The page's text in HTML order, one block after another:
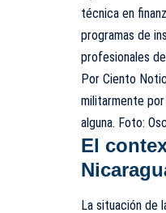
técnica en
programas de
profesionales
Por Ciento
militarmente
alguna. Foto:
El
La situación de